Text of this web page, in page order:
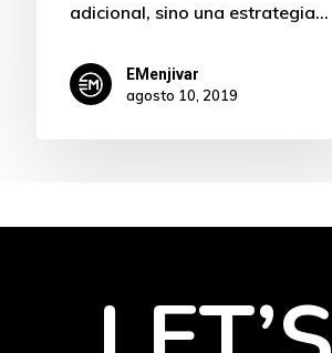
adicional, sino una estrategia…
EMenjivar
agosto 10, 2019